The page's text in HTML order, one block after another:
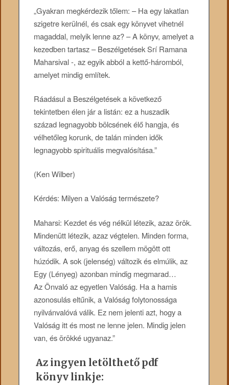
„Gyakran megkérdezik tőlem: – Ha egy lakatlan
szigetre kerülnél, és csak egy könyvet vihetnél
magaddal, melyik lenne az? – A könyv, amelyet a
kezedben tartasz – Beszélgetések Srí Ramana
Maharsival -, az egyik abból a kettő-háromból,
amelyet mindig említek.
Ráadásul a Beszélgetések a következő
tekintetben élen jár a listán: ez a huszadik
század legnagyobb bölcsének élő hangja, és
vélhetőleg korunk, de talán minden idők
legnagyobb spirituális megvalósítása.”
(Ken Wilber)
Kérdés: Milyen a Valóság természete?
Maharsi: Kezdet és vég nélkül létezik, azaz örök.
Mindenütt létezik, azaz végtelen. Minden forma,
változás, erő, anyag és szellem mögött ott
húzódik. A sok (jelenség) változik és elmúlik, az
Egy (Lényeg) azonban mindig megmarad…
Az Önvaló az egyetlen Valóság. Ha a hamis
azonosulás eltűnik, a Valóság folytonossága
nyilvánvalóvá válik. Ez nem jelenti azt, hogy a
Valóság itt és most ne lenne jelen. Mindig jelen
van, és örökké ugyanaz.”
Az ingyen letölthető pdf
könyv linkje: